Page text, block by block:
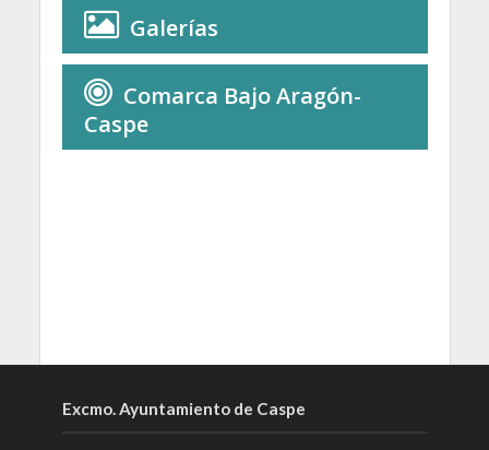
Galerías
Comarca Bajo Aragón-
Caspe
Excmo. Ayuntamiento de Caspe